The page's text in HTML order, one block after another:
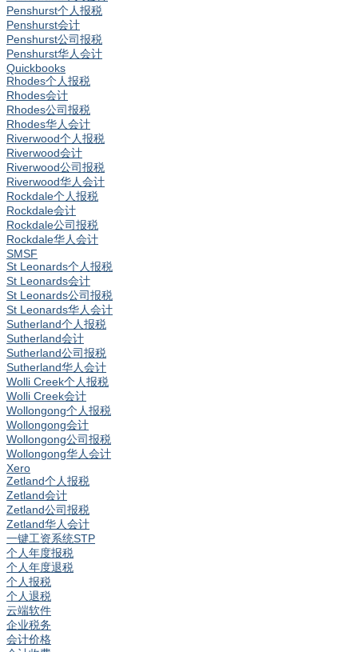
Penshurst个人报税
Penshurst会计
Penshurst公司报税
Penshurst华人会计
Quickbooks
Rhodes个人报税
Rhodes会计
Rhodes公司报税
Rhodes华人会计
Riverwood个人报税
Riverwood会计
Riverwood公司报税
Riverwood华人会计
Rockdale个人报税
Rockdale会计
Rockdale公司报税
Rockdale华人会计
SMSF
St Leonards个人报税
St Leonards会计
St Leonards公司报税
St Leonards华人会计
Sutherland个人报税
Sutherland会计
Sutherland公司报税
Sutherland华人会计
Wolli Creek个人报税
Wolli Creek会计
Wollongong个人报税
Wollongong会计
Wollongong公司报税
Wollongong华人会计
Xero
Zetland个人报税
Zetland会计
Zetland公司报税
Zetland华人会计
一键工资系统STP
个人年度报税
个人年度退税
个人报税
个人退税
云端软件
企业税务
会计价格